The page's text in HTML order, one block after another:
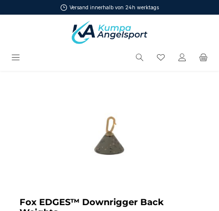
Zum Hauptinhalt springenVersand innerhalb von 24h werktags
Du hast 0
Fox EDGES™ Downrigger Back